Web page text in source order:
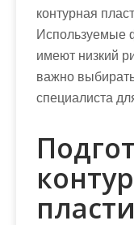
контурная
Используемые
имеют низкий
важно
специалиста